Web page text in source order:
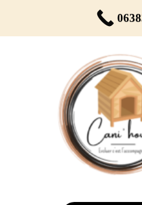
Réservez votre rendez-vous
Du lundi au samedi de 9h00 à